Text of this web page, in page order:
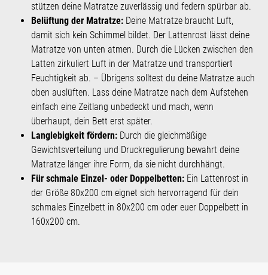
stützen deine Matratze zuverlässig und federn spürbar ab.
Belüftung der Matratze: Deine Matratze braucht Luft,
damit sich kein Schimmel bildet. Der Lattenrost lässt deine
Matratze von unten atmen. Durch die Lücken zwischen den
Latten zirkuliert Luft in der Matratze und transportiert
Feuchtigkeit ab. – Übrigens solltest du deine Matratze auch
oben auslüften. Lass deine Matratze nach dem Aufstehen
einfach eine Zeitlang unbedeckt und mach, wenn
überhaupt, dein Bett erst später.
Langlebigkeit fördern: Durch die gleichmäßige
Gewichtsverteilung und Druckregulierung bewahrt deine
Matratze länger ihre Form, da sie nicht durchhängt.
Für schmale Einzel- oder Doppelbetten: Ein Lattenrost in
der Größe 80x200 cm eignet sich hervorragend für dein
schmales Einzelbett in 80x200 cm oder euer Doppelbett in
160x200 cm.